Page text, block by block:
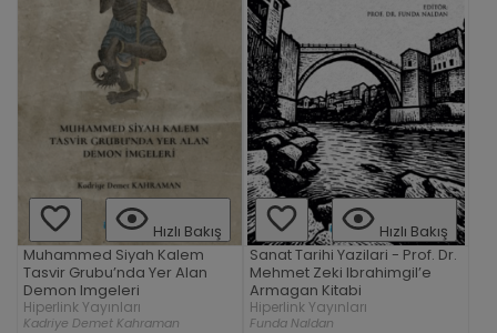
Hızlı Bakış
Muhammed Siyah Kalem
Tasvir Grubu’nda Yer Alan
Demon Imgeleri
Hiperlink Yayınları
Kadriye Demet Kahraman
Hızlı Bakış
Sanat Tarihi Yazilari - Prof. Dr.
Mehmet Zeki Ibrahimgil’e
Armagan Kitabi
Hiperlink Yayınları
Funda Naldan